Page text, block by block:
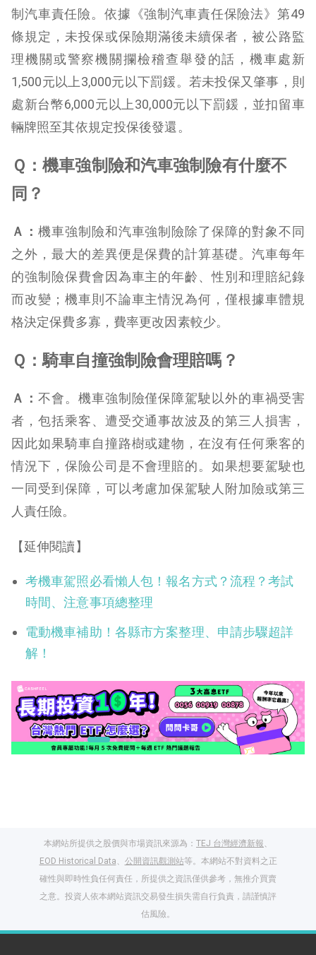
制汽車責任險。依據《強制汽車責任保險法》第49
條規定，未投保或保險期滿後未續保者，被公路監
理機關或警察機關攔檢稽查舉發的話，機車處新
1,500元以上3,000元以下罰鍰。若未投保又肇事，則
處新台幣6,000元以上30,000元以下罰鍰，並扣留車
輛牌照至其依規定投保後發還。
Ｑ：機車強制險和汽車強制險有什麼不
同？
Ａ： 機車強制險和汽車強制險除了保障的對象不同
之外，最大的差異便是保費的計算基礎。汽車每年
的強制險保費會因為車主的年齡、性別和理賠紀錄
而改變；機車則不論車主情況為何，僅根據車體規
格決定保費多寡，費率更改因素較少。
Ｑ：騎車自撞強制險會理賠嗎？
Ａ： 不會。機車強制險僅保障駕駛以外的車禍受害
者，包括乘客、遭受交通事故波及的第三人損害，
因此如果騎車自撞路樹或建物，在沒有任何乘客的
情況下，保險公司是不會理賠的。如果想要駕駛也
一同受到保障，可以考慮加保駕駛人附加險或第三
人責任險。
【延伸閱讀】
考機車駕照必看懶人包！報名方式？流程？考試
時間、注意事項總整理
電動機車補助！各縣市方案整理、申請步驟超詳
解！
本網站所提供之股價與市場資訊來源為： TEJ 台灣經濟新報、
EOD Historical Data、 公開資訊觀測站等。本網站不對資料之正
確性與即時性負任何責任，所提供之資訊僅供參考，無推介買賣
之意。投資人依本網站資訊交易發生損失需自行負責，請謹慎評
估風險。